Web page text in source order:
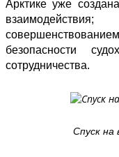
Арктике уже
безопасности
сотрудничества.
Спуск на